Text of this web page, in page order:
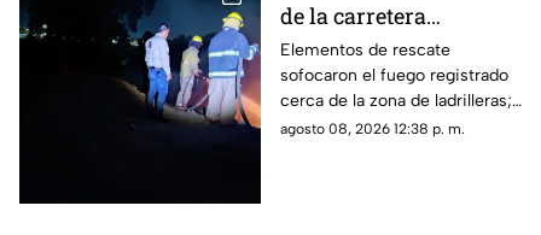
de la carretera
Matamoros-Torreón:
IMÁGENES
Elementos de rescate
sofocaron el fuego registrado
cerca de la zona de ladrilleras;
no se reportaron personas
agosto 08, 2026 12:38 p. m.